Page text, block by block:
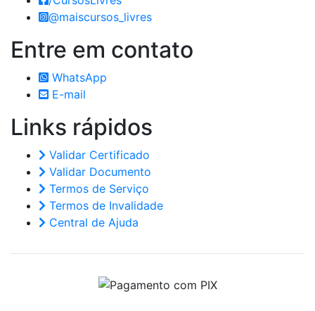
@maiscursos_livres
Entre em contato
WhatsApp
E-mail
Links rápidos
Validar Certificado
Validar Documento
Termos de Serviço
Termos de Invalidade
Central de Ajuda